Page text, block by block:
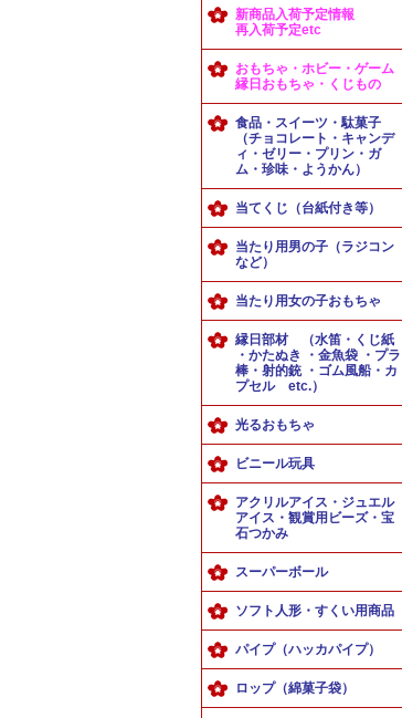
新商品入荷予定情報
再入荷予定etc
おもちゃ・ホビー・ゲーム
縁日おもちゃ・くじもの
食品・スイーツ・駄菓子
（チョコレート・キャンデ
ィ・ゼリー・プリン・ガ
ム・珍味・ようかん）
当てくじ（台紙付き等）
当たり用男の子（ラジコン
など）
当たり用女の子おもちゃ
縁日部材 （水笛・くじ紙
・かたぬき ・金魚袋 ・プラ
棒・射的銃 ・ゴム風船・カ
プセル etc.）
光るおもちゃ
ビニール玩具
アクリルアイス・ジュエル
アイス・観賞用ビーズ・宝
石つかみ
スーパーボール
ソフト人形・すくい用商品
パイプ（ハッカパイプ）
ロップ（綿菓子袋）